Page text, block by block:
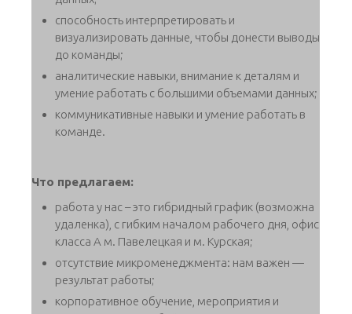
способность интерпретировать и
визуализировать данные, чтобы донести выводы
до команды;
аналитические навыки, внимание к деталям и
умение работать с большими объемами данных;
коммуникативные навыки и умение работать в
команде.
Что предлагаем:
работа у нас – это гибридный график (возможна
удаленка), с гибким началом рабочего дня, офис
класса А м. Павелецкая и м. Курская;
отсутствие микроменеджмента: нам важен —
результат работы;
корпоративное обучение, мероприятия и